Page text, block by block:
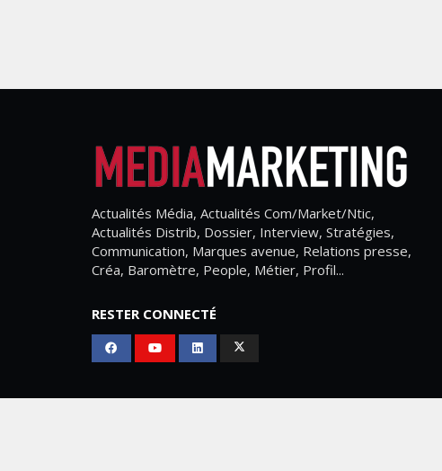
Actualités Média, Actualités Com/Market/Ntic,
Actualités Distrib, Dossier, Interview, Stratégies,
Communication, Marques avenue, Relations presse,
Créa, Baromètre, People, Métier, Profil...
RESTER CONNECTÉ